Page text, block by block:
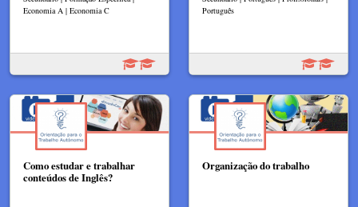
Economia A | Economia C
Português
Como estudar e trabalhar
conteúdos de Inglês?
Organização do trabalho